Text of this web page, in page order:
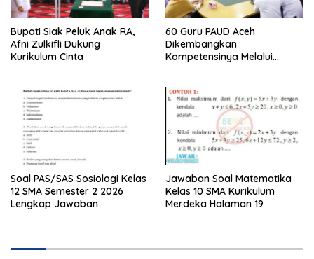
Bupati Siak Peluk Anak RA,
Afni Zulkifli Dukung
Kurikulum Cinta
60 Guru PAUD Aceh
Dikembangkan
Kompetensinya Melalui
Soal PAS/SAS Sosiologi Kelas
12 SMA Semester 2 2026
Lengkap Jawaban
Jawaban Soal Matematika
Kelas 10 SMA Kurikulum
Merdeka Halaman 19